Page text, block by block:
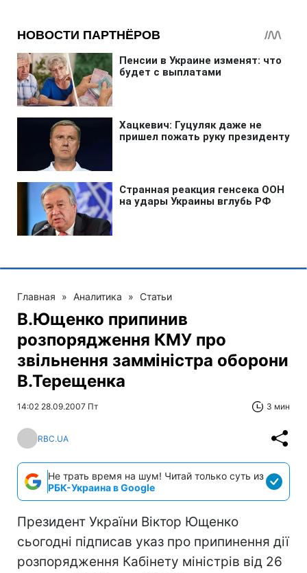
Главная » Аналитика » Статьи
В.Ющенко припинив
розпорядження КМУ про
звільнення замміністра оборони
В.Терещенка
14:02 28.09.2007 Пт 3 мин
RBC.UA
Не трать время на шум! Читай только суть из
РБК-Украина в Google
Президент України Віктор Ющенко
сьогодні підписав указ про припинення дії
розпорядження Кабінету міністрів від 26